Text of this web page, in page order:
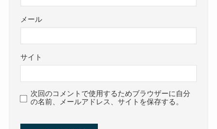
メール
サイト
次回のコメントで使用するためブラウザーに自分
の名前、メールアドレス、サイトを保存する。